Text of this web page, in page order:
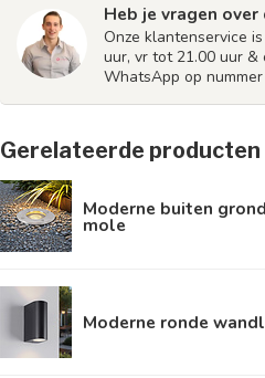
Heb je vragen
Onze klantenservice
uur, vr tot 21.00 uur
WhatsApp op
Gerelateerde producten
Moderne buiten
mole
Moderne ronde